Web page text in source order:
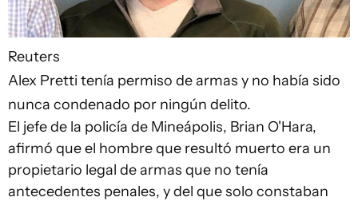
Reuters
Alex Pretti tenía permiso de armas y no había sido
nunca condenado por ningún delito.
El jefe de la policía de Mineápolis, Brian O'Hara,
afirmó que el hombre que resultó muerto era un
propietario legal de armas que no tenía
antecedentes penales, y del que solo constaban